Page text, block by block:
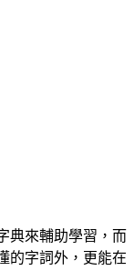
典來輔助學習，而
的字詞外，更能在